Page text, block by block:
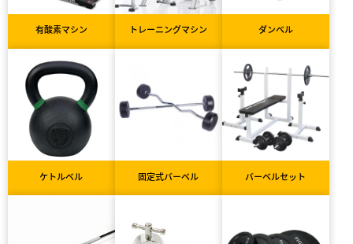
有酸素マシン トレーニングマシン ダンベル
ケトルベル 固定式バーベル バーベルセット